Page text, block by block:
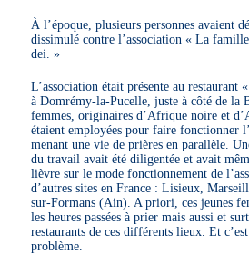
À l’époque, plusieurs personnes avaient
dissimulé contre l’association « La
dei. »
L’association était présente au restaurant
à Domrémy-la-Pucelle, juste à côté de la
femmes, originaires d’Afrique noire et
étaient employées pour faire fonctionner
menant une vie de prières en parallèle.
du travail avait été diligentée et avait
lièvre sur le mode fonctionnement de
d’autres sites en France : Lisieux,
sur-Formans (Ain). A priori, ces jeunes
les heures passées à prier mais aussi et
restaurants de ces différents lieux. Et
problème.